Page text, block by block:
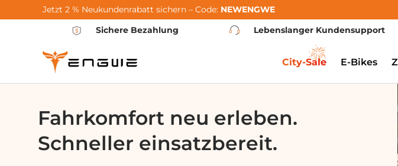
Μετάβαση στο περιεχόμενο
Jetzt 2 % Neukundenrabatt sichern – Code: NEWENGWE
Sichere Bezahlung
Lebenslanger Kundensupport
City-Sale E-Bikes
Fahrkomfort neu erleben.
Schneller einsatzbereit.